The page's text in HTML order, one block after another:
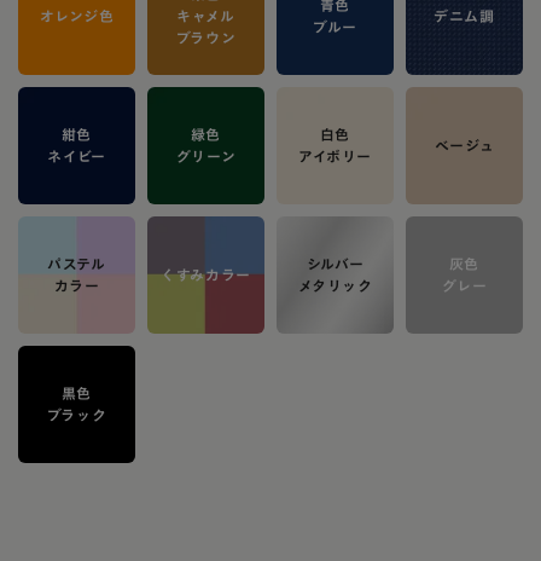
オレンジ色
キャメル
ブラウン
青色
ブルー
デニム調
紺色
ネイビー
緑色
グリーン
白色
アイボリー
ベージュ
パステル
カラー
くすみカラー
シルバー
メタリック
灰色
グレー
黒色
ブラック